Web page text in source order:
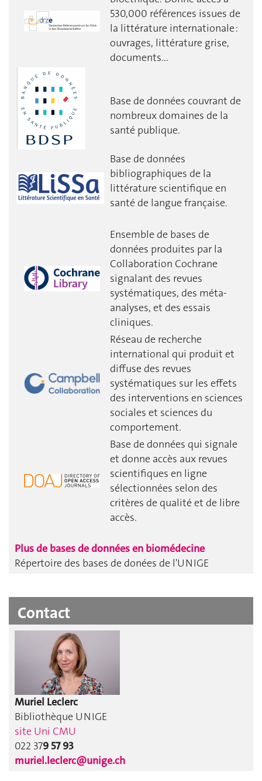
530,000 références issues de
la littérature internationale :
ouvrages, littérature grise,
documents...
Base de données couvrant de
nombreux domaines de la
santé publique.
Base de données
bibliographiques de la
littérature scientifique en
santé de langue française.
Ensemble de bases de
données produites par la
Collaboration Cochrane
signalant des revues
systématiques, des méta-
analyses, et des essais
cliniques.
Réseau de recherche
international qui produit et
diffuse des revues
systématiques sur les effets
des interventions en sciences
sociales et sciences du
comportement.
Base de données qui signale
et donne accès aux revues
scientifiques en ligne
sélectionnées selon des
critères de qualité et de libre
accès.
Plus de bases de données en biomédecine
Répertoire des bases de donées de l'UNIGE
Contact
Muriel Leclerc
Bibliothèque UNIGE
site Uni CMU
022 379 57 93
muriel.leclerc@unige.ch